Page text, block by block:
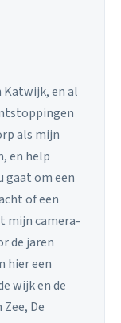
Katwijk, en al
als mijn
en help
gaat om een
of een
mijn camera-
de jaren
hier een
wijk en de
De